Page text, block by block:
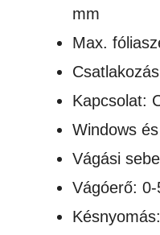
mm
Max.
Kapcsolat:
Windows
Vágási
Vágóerő: